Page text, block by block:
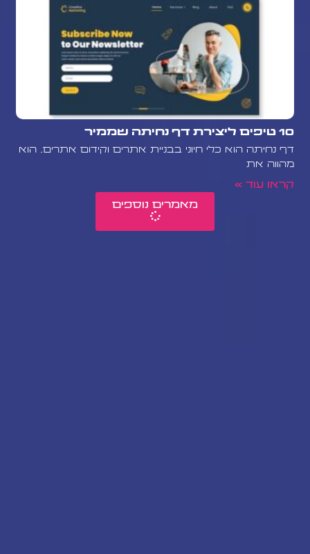
10 טיפים ליצירת דף נחיתה שממיר
דף נחיתה הוא כלי חיוני בבניית אתרים וקידום אתרים. הוא
מהווה את
קראו עוד »
מאמרים נוספים